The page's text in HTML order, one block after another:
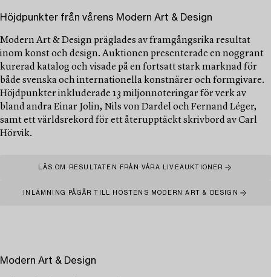
Höjdpunkter från vårens Modern Art & Design
Modern Art & Design präglades av framgångsrika resultat
inom konst och design. Auktionen presenterade en noggrant
kurerad katalog och visade på en fortsatt stark marknad för
både svenska och internationella konstnärer och formgivare.
Höjdpunkter inkluderade 13 miljonnoteringar för verk av
bland andra Einar Jolin, Nils von Dardel och Fernand Léger,
samt ett världsrekord för ett återupptäckt skrivbord av Carl
Hörvik.
LÄS OM RESULTATEN FRÅN VÅRA LIVEAUKTIONER
INLÄMNING PÅGÅR TILL HÖSTENS MODERN ART & DESIGN
Modern Art & Design